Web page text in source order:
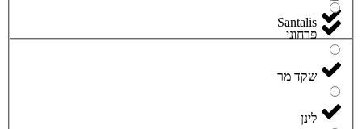
Santalis
פרחוני
שקד מר
לינן